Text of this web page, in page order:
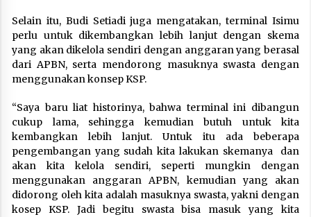
Selain itu, Budi Setiadi juga mengatakan, terminal Isimu
perlu untuk dikembangkan lebih lanjut dengan skema
yang akan dikelola sendiri dengan anggaran yang berasal
dari APBN, serta mendorong masuknya swasta dengan
menggunakan konsep KSP.
“Saya baru liat historinya, bahwa terminal ini dibangun
cukup lama, sehingga kemudian butuh untuk kita
kembangkan lebih lanjut. Untuk itu ada beberapa
pengembangan yang sudah kita lakukan skemanya dan
akan kita kelola sendiri, seperti mungkin dengan
menggunakan anggaran APBN, kemudian yang akan
didorong oleh kita adalah masuknya swasta, yakni dengan
kosep KSP. Jadi begitu swasta bisa masuk yang kita